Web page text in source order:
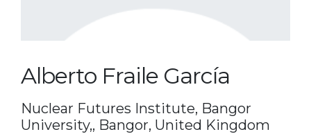
Alberto Fraile García
Nuclear Futures Institute, Bangor
University,, Bangor, United Kingdom